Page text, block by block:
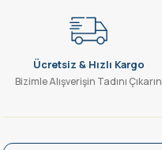
Ücretsiz & Hızlı Kargo
Bizimle Alışverişin Tadını Çıkarın